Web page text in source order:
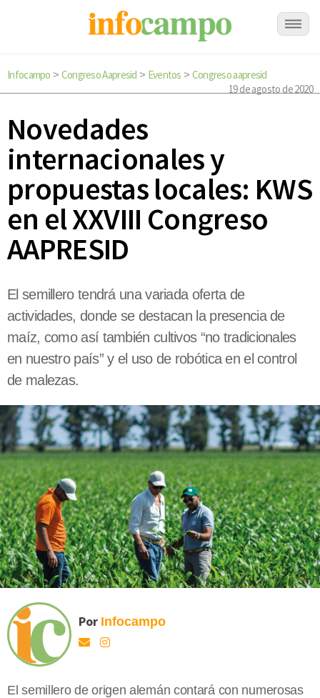
Infocampo > Congreso Aapresid > Eventos > Congreso aapresid
19 de agosto de 2020
Novedades
internacionales y
propuestas locales: KWS
en el XXVIII Congreso
AAPRESID
El semillero tendrá una variada oferta de
actividades, donde se destacan la presencia de
maíz, como así también cultivos “no tradicionales
en nuestro país” y el uso de robótica en el control
de malezas.
Por Infocampo
El semillero de origen alemán contará con numerosas